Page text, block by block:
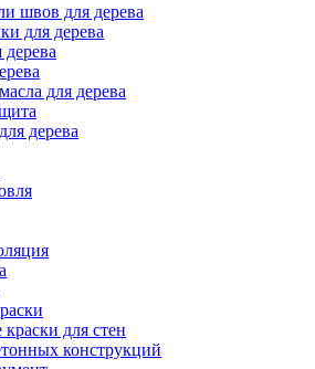
швов для дерева
для дерева
для дерева
дерева
для стен
конструкций